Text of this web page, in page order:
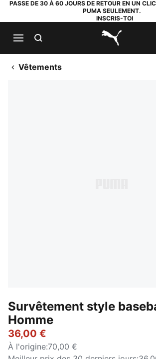
PASSE DE 30 À 60 JOURS DE RETOUR EN UN
PUMA SEULEMENT.
INSCRIS-TOI
PUMA.com
Vêtements
Survêtement style
Homme
36,00 €
À l'origine:70,00 €